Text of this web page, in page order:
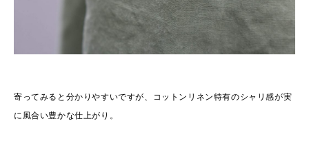
寄ってみると分かりやすいですが、コットンリネン特有のシャリ感が実
に風合い豊かな仕上がり。